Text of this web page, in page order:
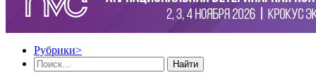
Рубрики>
Найти